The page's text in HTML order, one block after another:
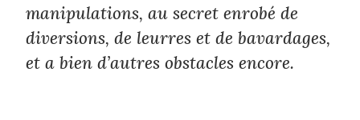
manipulations, au secret enrobé de
diversions, de leurres et de bavardages,
et a bien d’autres obstacles encore.